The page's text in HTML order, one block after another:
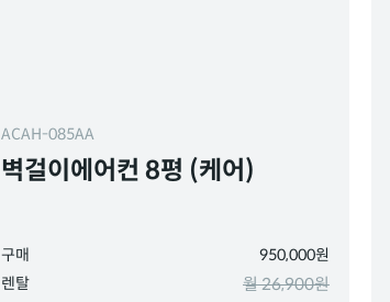
ACAH-085AA
벽걸이에어컨 8평 (케어)
구매
950,000원
렌탈
월 26,900원